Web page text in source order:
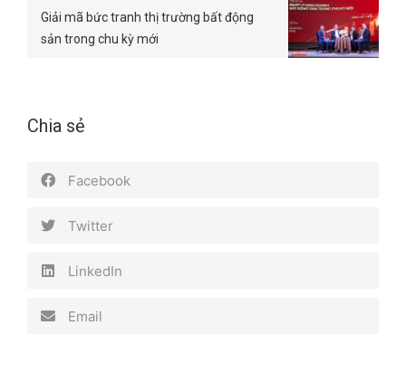
Giải mã bức tranh thị trường bất động
sản trong chu kỳ mới
Chia sẻ
Facebook
Twitter
LinkedIn
Email